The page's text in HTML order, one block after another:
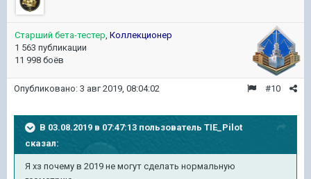
Старший бета-тестер Коллекционер
1 563 публикации
11 998 боёв
#10
Опубликовано: 3 авг 2019, 08:04:02
В 03.08.2019 в 07:47:13 пользователь TIE_Pilot
сказал:
Я хз почему в 2019 не могут сделать нормальную